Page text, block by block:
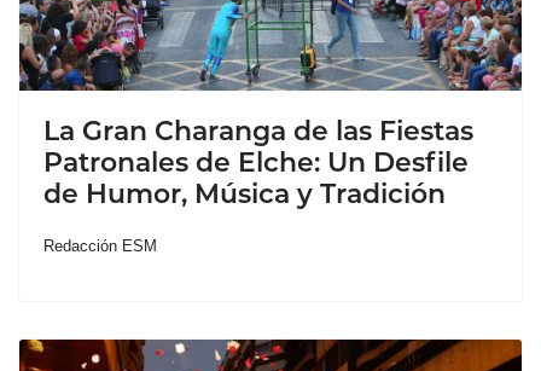
La Gran Charanga de las Fiestas
Patronales de Elche: Un Desfile
de Humor, Música y Tradición
Redacción ESM